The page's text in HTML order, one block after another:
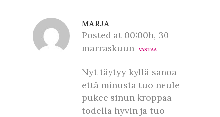
MARJA
Posted at 00:00h, 30
marraskuun
VASTAA
Nyt täytyy kyllä sanoa
että minusta tuo neule
pukee sinun kroppaa
todella hyvin ja tuo